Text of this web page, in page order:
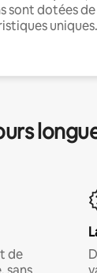
sont dotées de
uniques.
de